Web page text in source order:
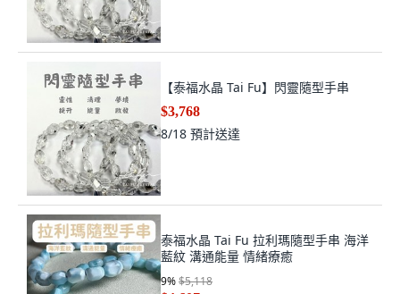
【泰福水晶 Tai Fu】閃靈隨型手串
$3,768
8/18 預計送達
泰福水晶 Tai Fu 拉利瑪隨型手串 海洋
藍紋 溝通能量 情緒療癒
9%$5,118